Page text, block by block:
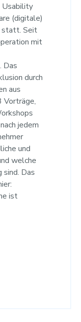
(digitale)
statt. Seit
mit
. Das
durch
aus
Vorträge,
jedem
und
welche
Das
ist